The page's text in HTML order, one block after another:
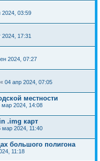
2024, 03:59
2024, 17:31
2024, 07:27
« 04 апр 2024, 07:05
местности
мар 2024, 14:08
.img карт
мар 2024, 11:40
большого полигона
11:18